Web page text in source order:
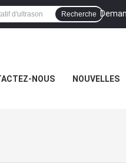
Recherche
NOUS NOUVELLES